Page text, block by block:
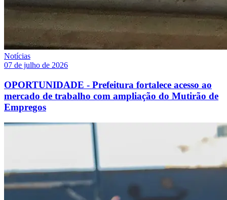
Notícias
07 de julho de 2026
OPORTUNIDADE - Prefeitura fortalece acesso ao
mercado de trabalho com ampliação do Mutirão de
Empregos